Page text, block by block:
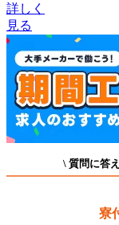
詳しく
見る
\ 質問に答え
寮